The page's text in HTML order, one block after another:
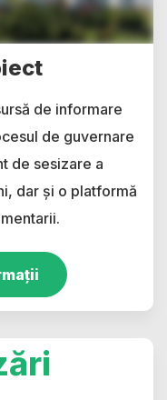
de informare
de guvernare
de sesizare a
dar și o platformă